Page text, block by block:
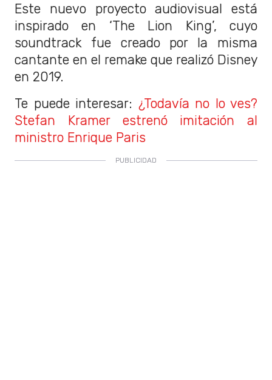
Este nuevo proyecto audiovisual está
inspirado en ‘The Lion King’, cuyo
soundtrack fue creado por la misma
cantante en el remake que realizó Disney
en 2019.
Te puede interesar: ¿Todavía no lo ves?
Stefan Kramer estrenó imitación al
ministro Enrique Paris